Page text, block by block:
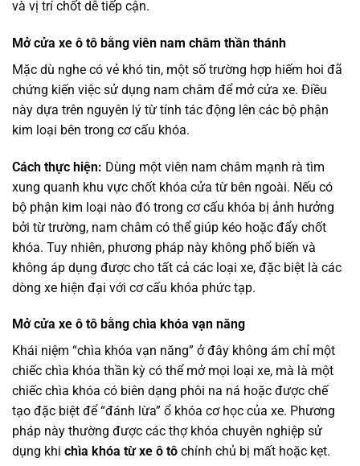
và vị trí chốt dễ tiếp cận.
Mở cửa xe ô tô bằng viên nam châm thần thánh
Mặc dù nghe có vẻ khó tin, một số trường hợp hiếm hoi đã
chứng kiến việc sử dụng nam châm để mở cửa xe. Điều
này dựa trên nguyên lý từ tính tác động lên các bộ phận
kim loại bên trong cơ cấu khóa.
Cách thực hiện: Dùng một viên nam châm mạnh rà tìm
xung quanh khu vực chốt khóa cửa từ bên ngoài. Nếu có
bộ phận kim loại nào đó trong cơ cấu khóa bị ảnh hưởng
bởi từ trường, nam châm có thể giúp kéo hoặc đẩy chốt
khóa. Tuy nhiên, phương pháp này không phổ biến và
không áp dụng được cho tất cả các loại xe, đặc biệt là các
dòng xe hiện đại với cơ cấu khóa phức tạp.
Mở cửa xe ô tô bằng chìa khóa vạn năng
Khái niệm “chìa khóa vạn năng” ở đây không ám chỉ một
chiếc chìa khóa thần kỳ có thể mở mọi loại xe, mà là một
chiếc chìa khóa có biên dạng phôi na ná hoặc được chế
tạo đặc biệt để “đánh lừa” ổ khóa cơ học của xe. Phương
pháp này thường được các thợ khóa chuyên nghiệp sử
dụng khi chìa khóa từ xe ô tô chính chủ bị mất hoặc kẹt.